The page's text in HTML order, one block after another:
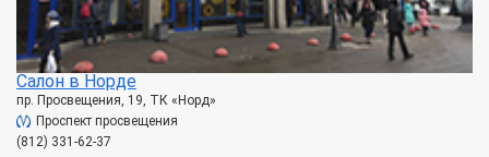
Салон в Норде
пр. Просвещения, 19, ТК «Норд»
Проспект просвещения
(812) 331-62-37